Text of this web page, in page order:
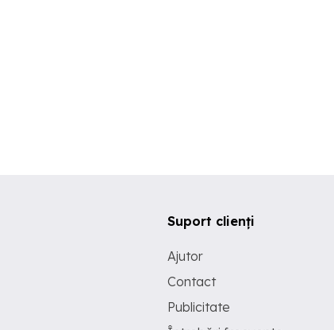
Suport clienți
Ajutor
Contact
Publicitate